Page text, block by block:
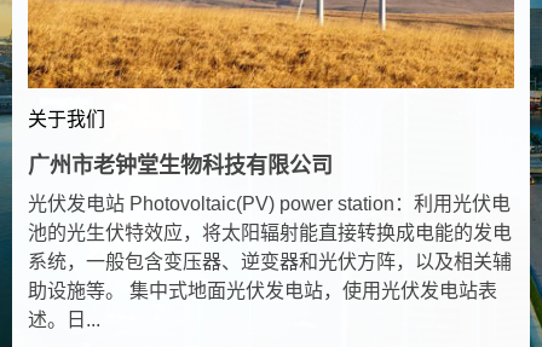
关于我们
广州市老钟堂生物科技有限公司
光伏发电站 Photovoltaic(PV) power station：利用光伏电
池的光生伏特效应，将太阳辐射能直接转换成电能的发电
系统，一般包含变压器、逆变器和光伏方阵，以及相关辅
助设施等。 集中式地面光伏发电站，使用光伏发电站表
述。日...